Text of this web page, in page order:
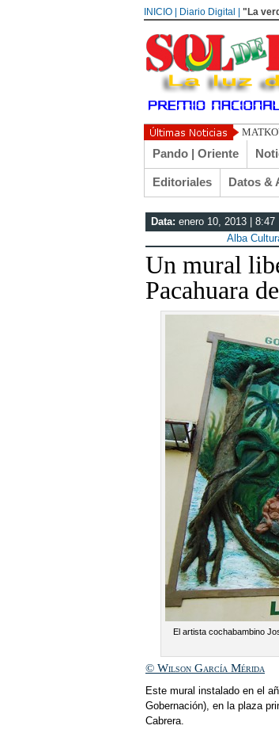
INICIO | Diario Digital | "La
TOÑO
Pando | Oriente
Editoriales Datos &
Data: enero 10, 2013 | 8:47
Alba
Un mural
Pacahuara
El artista cochabambino
© Wilson García Mérida
Este mural instalado en el
Gobernación), en la plaza
Cabrera.